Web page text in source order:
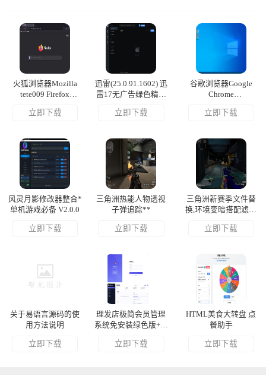
火狐浏览器Mozilla
tete009 Firefox
立即下载
迅雷(25.0.91.1602) 迅
雷17无广告绿色精简
立即下载
谷歌浏览器Google
Chrome
便携版
立即下载
风灵月影修改器整合*
单机游戏必备 V2.0.0
立即下载
三角洲热能人物透视
子弹追踪**
立即下载
三角洲新赛季文件替
换,环境变暗搭配滤镜
立即下载
关于易语言源码的使
用方法说明
立即下载
理发店极简会员管理
系统免安装绿色版+源
立即下载
HTML美食大转盘 点
餐助手
立即下载